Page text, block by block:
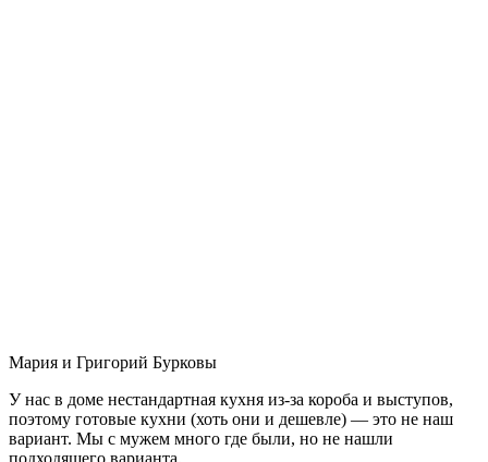
Мария и Григорий Бурковы
У нас в доме нестандартная кухня из-за короба и выступов,
поэтому готовые кухни (хоть они и дешевле) — это не наш
вариант. Мы с мужем много где были, но не нашли
подходящего варианта.